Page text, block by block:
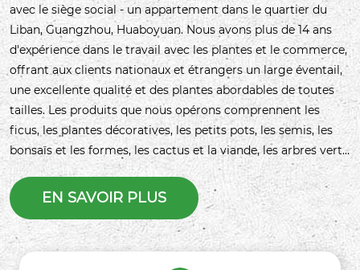
avec le siège social - un appartement dans le quartier du
Liban, Guangzhou, Huaboyuan. Nous avons plus de 14 ans
d'expérience dans le travail avec les plantes et le commerce,
offrant aux clients nationaux et étrangers un large éventail,
une excellente qualité et des plantes abordables de toutes
tailles. Les produits que nous opérons comprennent les
ficus, les plantes décoratives, les petits pots, les semis, les
bonsaïs et les formes, les cactus et la viande, les arbres verts,
les arbres fruitiers, les palmiers et autres variétés et
spécifications, peuvent rapidement correspondre à des
produits, à des avantages préalables.
EN SAVOIR PLUS